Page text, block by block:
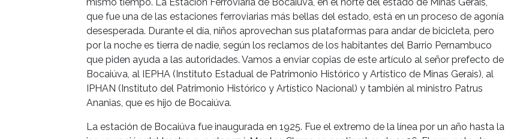
mismo tiempo. La Estación Ferroviaria de Bocaiúva, en el norte del estado de Minas Gerais,
que fue una de las estaciones ferroviarias más bellas del estado, está en un proceso de agonía
desesperada. Durante el día, niños aprovechan sus plataformas para andar de bicicleta, pero
por la noche es tierra de nadie, según los reclamos de los habitantes del Barrio Pernambuco
que piden ayuda a las autoridades. Vamos a enviar copias de este artículo al señor prefecto de
Bocaiúva, al IEPHA (Instituto Estadual de Patrimonio Histórico y Artístico de Minas Gerais), al
IPHAN (Instituto del Patrimonio Histórico y Artístico Nacional) y también al ministro Patrus
Ananias, que es hijo de Bocaiúva.
La estación de Bocaiúva fue inaugurada en 1925. Fue el extremo de la línea por un año hasta la